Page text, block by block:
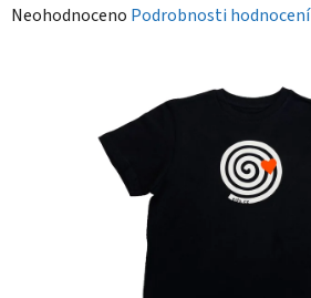
Průměrné
Neohodnoceno Podrobnosti hodnocení